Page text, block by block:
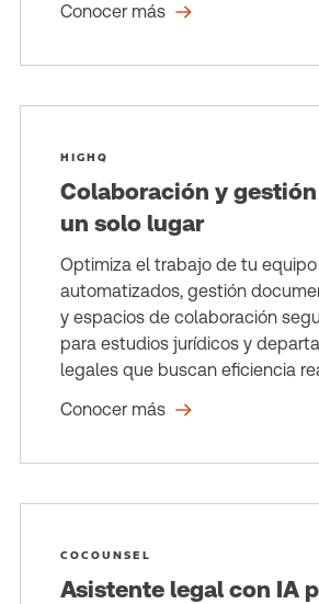
Conocer más
HIGHQ
Colaboración y
un solo lugar
Optimiza el trabajo de tu
automatizados, gestión
y espacios de colaboración
para estudios jurídicos y
legales que buscan eficiencia
Conocer más
COCOUNSEL
Asistente legal con IA